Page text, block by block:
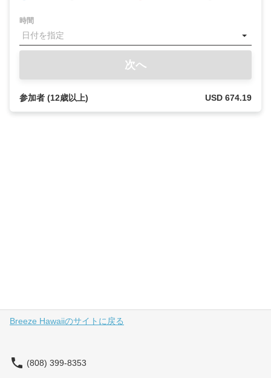
時間
次へ
参加者 (12歳以上) USD 674.19
Breeze Hawaiiのサイトに戻る
(808) 399-8353